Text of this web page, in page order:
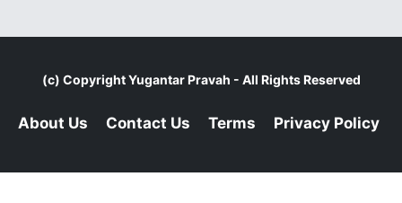
(c) CopyrightYugantar Pravah - All Rights Reserved
About Us Contact Us Terms Privacy Policy